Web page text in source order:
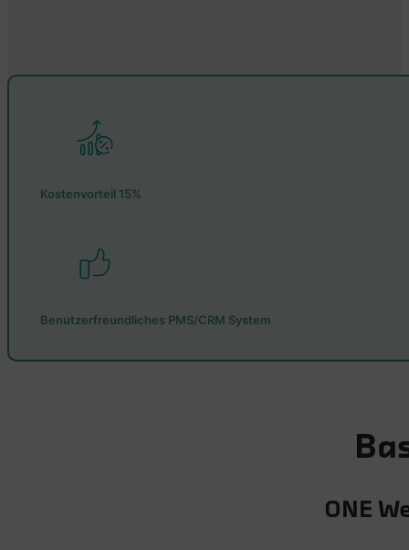
Kostenvorteil 15%
Benutzerfreundliches PMS/CRM System
ONE